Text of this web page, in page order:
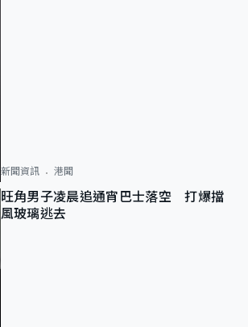
新聞資訊 港聞
旺角男子凌晨追通宵巴士落空 打爆擋
風玻璃逃去